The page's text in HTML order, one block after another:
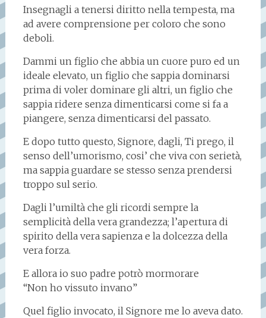
Insegnagli a tenersi diritto nella tempesta, ma
ad avere comprensione per coloro che sono
deboli.
Dammi un figlio che abbia un cuore puro ed un
ideale elevato, un figlio che sappia dominarsi
prima di voler dominare gli altri, un figlio che
sappia ridere senza dimenticarsi come si fa a
piangere, senza dimenticarsi del passato.
E dopo tutto questo, Signore, dagli, Ti prego, il
senso dell’umorismo, cosi’ che viva con serietà,
ma sappia guardare se stesso senza prendersi
troppo sul serio.
Dagli l’umiltà che gli ricordi sempre la
semplicità della vera grandezza; l’apertura di
spirito della vera sapienza e la dolcezza della
vera forza.
E allora io suo padre potrò mormorare
“Non ho vissuto invano”
Quel figlio invocato, il Signore me lo aveva dato.